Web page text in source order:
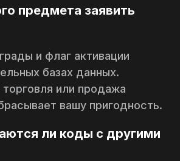
предмета заявить
и флаг активации
базах данных.
или продажа
вашу пригодность.
ли коды с другими